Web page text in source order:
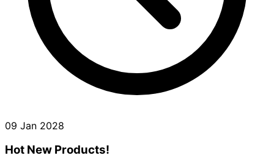
09 Jan 2028
Hot New Products!